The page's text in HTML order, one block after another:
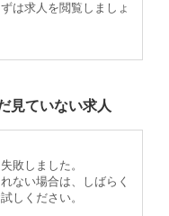
は求人を閲覧しましょ
見ていない求人
敗しました。
ない場合は、しばらく
しください。